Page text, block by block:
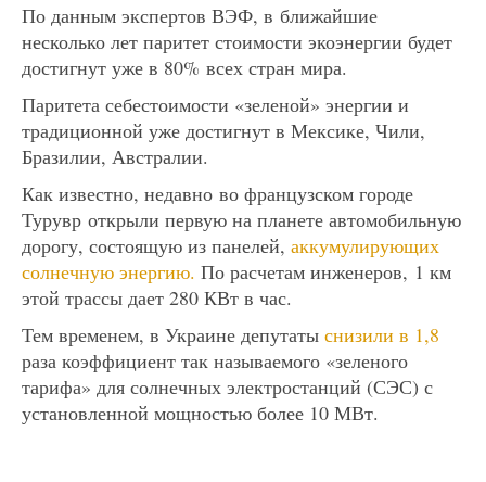
По данным экспертов ВЭФ, в ближайшие
несколько лет паритет стоимости экоэнергии будет
достигнут уже в 80% всех стран мира.
Паритета себестоимости «зеленой» энергии и
традиционной уже достигнут в Мексике, Чили,
Бразилии, Австралии.
Как известно, недавно во французском городе
Турувр открыли первую на планете автомобильную
дорогу, состоящую из панелей, аккумулирующих
солнечную энергию. По расчетам инженеров, 1 км
этой трассы дает 280 КВт в час.
Тем временем, в Украине депутаты снизили в 1,8
раза коэффициент так называемого «зеленого
тарифа» для солнечных электростанций (СЭС) с
установленной мощностью более 10 МВт.